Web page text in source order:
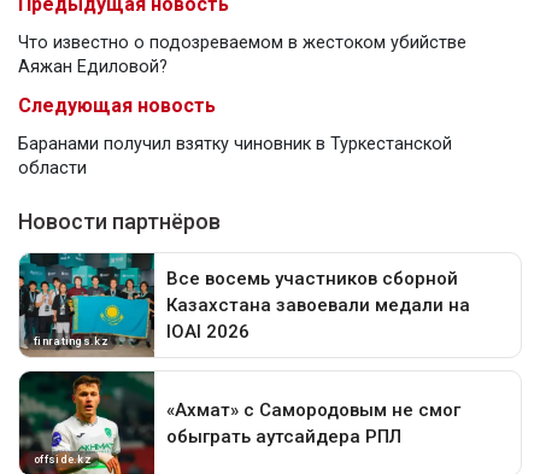
Что известно о подозреваемом в жестоком убийстве
Аяжан Едиловой?
Следующая новость
Баранами получил взятку чиновник в Туркестанской
области